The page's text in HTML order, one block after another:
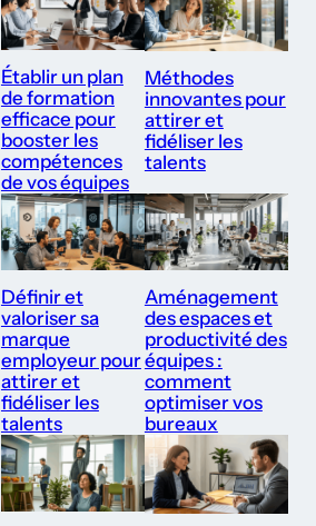
Établir un plan
de formation
efficace pour
booster les
compétences
de vos équipes
Méthodes
innovantes pour
attirer et
fidéliser les
talents
Définir et
valoriser sa
marque
employeur pour
attirer et
fidéliser les
talents
Aménagement
des espaces et
productivité des
équipes :
comment
optimiser vos
bureaux